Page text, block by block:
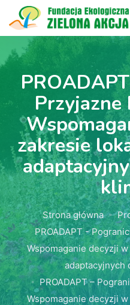
zakresie
Strona główna
PROADAPT -
Wspomaganie decyzji
adaptacyjnych
PROADAPT –
Wspomaganie decyzji